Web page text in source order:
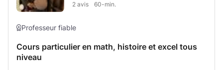
POWERPOINT) ** Tous les niveaux "Initiation et Avancé"
de formation. ** Cours dans un bureau sur Paris 19ème ou
incontournable dans le monde professionnel : effectuer
rapidement des analyses, construire des tableaux de
2 avis 60-min.
Professeur fiable
Cours particulier en math, histoire et excel tous
niveau